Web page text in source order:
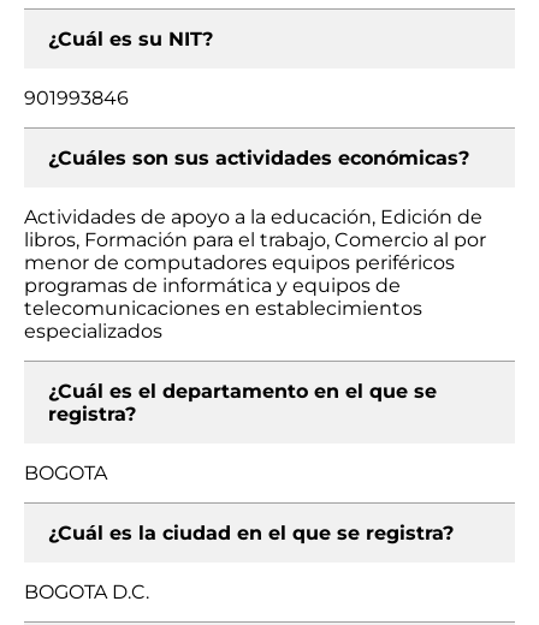
¿Cuál es su NIT?
901993846
¿Cuáles son sus actividades económicas?
Actividades de apoyo a la educación, Edición de
libros, Formación para el trabajo, Comercio al por
menor de computadores equipos periféricos
programas de informática y equipos de
telecomunicaciones en establecimientos
especializados
¿Cuál es el departamento en el que se
registra?
BOGOTA
¿Cuál es la ciudad en el que se registra?
BOGOTA D.C.